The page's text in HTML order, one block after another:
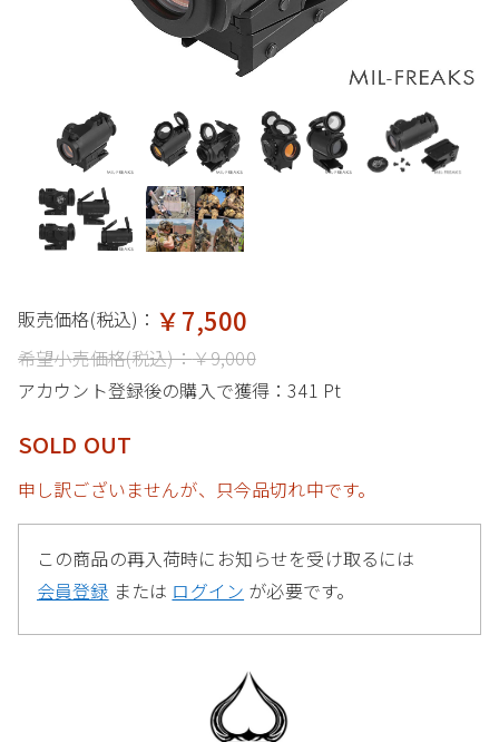
販売価格(税込)： ￥7,500
希望小売価格(税込)：￥9,000
アカウント登録後の購入で獲得：341 Pt
SOLD OUT
申し訳ございませんが、只今品切れ中です。
この商品の再入荷時にお知らせを受け取るには
会員登録 または ログイン が必要です。